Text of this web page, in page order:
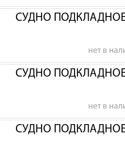
СУДНО
нет в
СУДНО
нет в
СУДНО